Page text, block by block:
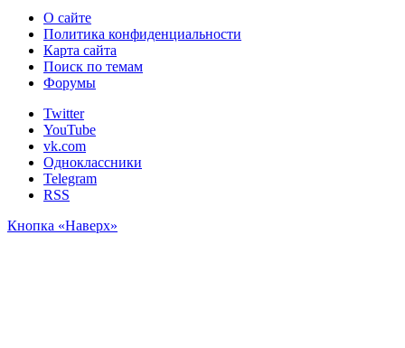
О сайте
Политика конфиденциальности
Карта сайта
Поиск по темам
Форумы
Twitter
YouTube
vk.com
Одноклассники
Telegram
RSS
Кнопка «Наверх»